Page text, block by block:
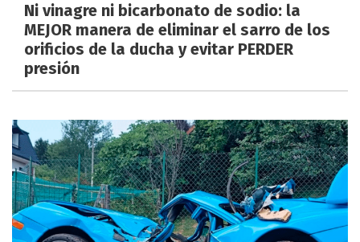
Ni vinagre ni bicarbonato de sodio: la
MEJOR manera de eliminar el sarro de los
orificios de la ducha y evitar PERDER
presión